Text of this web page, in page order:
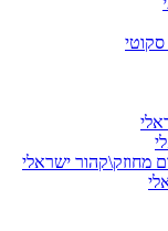
מחוזק\קהור ישראלי